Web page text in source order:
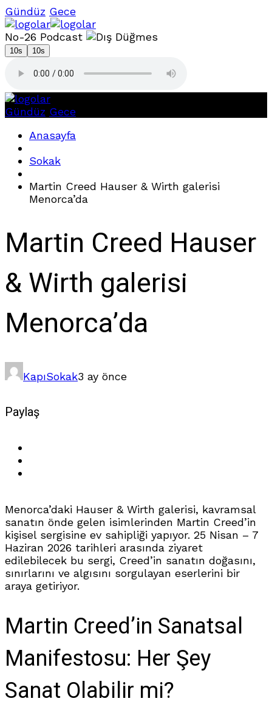
Gündüz Gece
No-26 Podcast
10s 10s
Gündüz Gece
Anasayfa
Sokak
Martin Creed Hauser & Wirth galerisi
Menorca’da
Martin Creed Hauser
& Wirth galerisi
Menorca’da
KapıSokak3 ay önce
Paylaş
Menorca’daki Hauser & Wirth galerisi, kavramsal
sanatın önde gelen isimlerinden Martin Creed’in
kişisel sergisine ev sahipliği yapıyor. 25 Nisan – 7
Haziran 2026 tarihleri arasında ziyaret
edilebilecek bu sergi, Creed’in sanatın doğasını,
sınırlarını ve algısını sorgulayan eserlerini bir
araya getiriyor.
Martin Creed’in Sanatsal
Manifestosu: Her Şey
Sanat Olabilir mi?